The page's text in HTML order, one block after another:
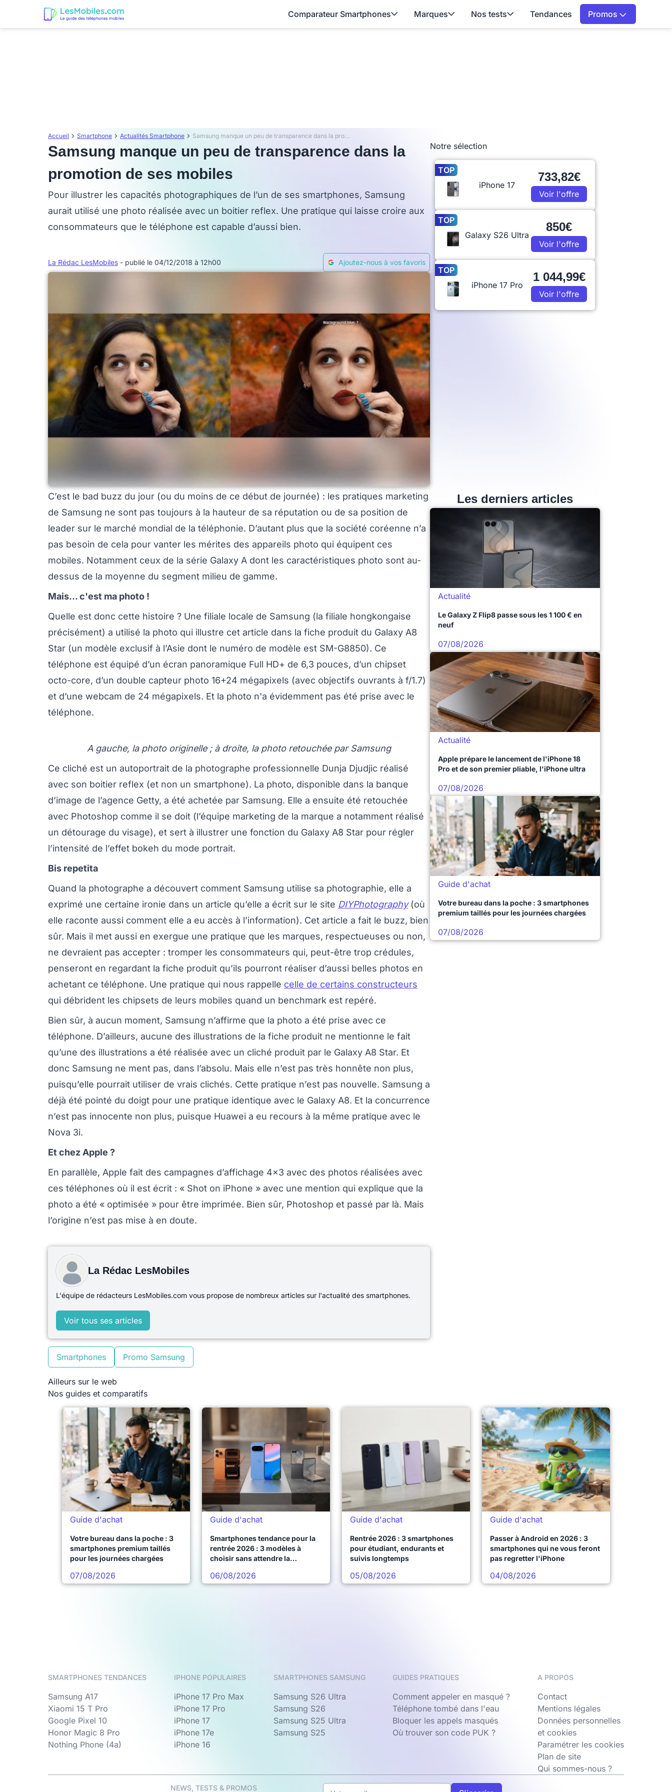
Comparateur Smartphones Marques Nos tests Tendances Promos
Accueil Smartphone Actualités Smartphone Samsung manque un peu de transparence dans la promotion de ses mobiles
Samsung manque un peu de transparence dans la
promotion de ses mobiles
Pour illustrer les capacités photographiques de l’un de ses smartphones, Samsung
aurait utilisé une photo réalisée avec un boitier reflex. Une pratique qui laisse croire aux
consommateurs que le téléphone est capable d’aussi bien.
La Rédac LesMobiles - publié le 04/12/2018 à 12h00 Ajoutez-nous à vos favoris
C’est le bad buzz du jour (ou du moins de ce début de journée) : les pratiques marketing
de Samsung ne sont pas toujours à la hauteur de sa réputation ou de sa position de
leader sur le marché mondial de la téléphonie. D’autant plus que la société coréenne n’a
pas besoin de cela pour vanter les mérites des appareils photo qui équipent ces
mobiles. Notamment ceux de la série Galaxy A dont les caractéristiques photo sont au-
dessus de la moyenne du segment milieu de gamme.
Mais... c'est ma photo !
Quelle est donc cette histoire ? Une filiale locale de Samsung (la filiale hongkongaise
précisément) a utilisé la photo qui illustre cet article dans la fiche produit du Galaxy A8
Star (un modèle exclusif à l’Asie dont le numéro de modèle est SM-G8850). Ce
téléphone est équipé d’un écran panoramique Full HD+ de 6,3 pouces, d’un chipset
octo-core, d’un double capteur photo 16+24 mégapixels (avec objectifs ouvrants à f/1.7)
et d’une webcam de 24 mégapixels. Et la photo n'a évidemment pas été prise avec le
téléphone.
A gauche, la photo originelle ; à droite, la photo retouchée par Samsung
Ce cliché est un autoportrait de la photographe professionnelle Dunja Djudjic réalisé
avec son boitier reflex (et non un smartphone). La photo, disponible dans la banque
d’image de l’agence Getty, a été achetée par Samsung. Elle a ensuite été retouchée
avec Photoshop comme il se doit (l’équipe marketing de la marque a notamment réalisé
un détourage du visage), et sert à illustrer une fonction du Galaxy A8 Star pour régler
l’intensité de l’effet bokeh du mode portrait.
Bis repetita
Quand la photographe a découvert comment Samsung utilise sa photographie, elle a
exprimé une certaine ironie dans un article qu’elle a écrit sur le site DIYPhotography(où
elle raconte aussi comment elle a eu accès à l’information). Cet article a fait le buzz, bien
sûr. Mais il met aussi en exergue une pratique que les marques, respectueuses ou non,
ne devraient pas accepter : tromper les consommateurs qui, peut-être trop crédules,
penseront en regardant la fiche produit qu’ils pourront réaliser d’aussi belles photos en
achetant ce téléphone. Une pratique qui nous rappelle celle de certains constructeurs
qui débrident les chipsets de leurs mobiles quand un benchmark est repéré.
Bien sûr, à aucun moment, Samsung n’affirme que la photo a été prise avec ce
téléphone. D’ailleurs, aucune des illustrations de la fiche produit ne mentionne le fait
qu’une des illustrations a été réalisée avec un cliché produit par le Galaxy A8 Star. Et
donc Samsung ne ment pas, dans l’absolu. Mais elle n’est pas très honnête non plus,
puisqu’elle pourrait utiliser de vrais clichés. Cette pratique n’est pas nouvelle. Samsung a
déjà été pointé du doigt pour une pratique identique avec le Galaxy A8. Et la concurrence
n’est pas innocente non plus, puisque Huawei a eu recours à la même pratique avec le
Nova 3i.
Et chez Apple ?
En parallèle, Apple fait des campagnes d’affichage 4x3 avec des photos réalisées avec
ces téléphones où il est écrit : « Shot on iPhone » avec une mention qui explique que la
photo a été « optimisée » pour être imprimée. Bien sûr, Photoshop et passé par là. Mais
l’origine n’est pas mise à en doute.
La Rédac LesMobiles
L'équipe de rédacteurs LesMobiles.com vous propose de nombreux articles sur l'actualité des smartphones.
Voir tous ses articles
Smartphones Promo Samsung
Ailleurs sur le web
Notre sélection
TOP
iPhone 17
733,82€
Voir l'offre
TOP
Galaxy S26 Ultra
850€
Voir l'offre
TOP
iPhone 17 Pro
1 044,99€
Voir l'offre
Les derniers articles
Actualité
Le Galaxy Z Flip8 passe sous les 1 100 € en
neuf
07/08/2026
Actualité
Apple prépare le lancement de l'iPhone 18
Pro et de son premier pliable, l'iPhone ultra
07/08/2026
Guide d'achat
Votre bureau dans la poche : 3 smartphones
premium taillés pour les journées chargées
07/08/2026
Nos guides et comparatifs
Guide d'achat
Votre bureau dans la poche : 3
smartphones premium taillés
pour les journées chargées
07/08/2026
Guide d'achat
Smartphones tendance pour la
rentrée 2026 : 3 modèles à
choisir sans attendre la
06/08/2026
Guide d'achat
Rentrée 2026 : 3 smartphones
pour étudiant, endurants et
suivis longtemps
05/08/2026
Guide d'achat
Passer à Android en 2026 : 3
smartphones qui ne vous feront
pas regretter l'iPhone
04/08/2026
SMARTPHONES TENDANCES
Samsung A17
Xiaomi 15 T Pro
Google Pixel 10
Honor Magic 8 Pro
Nothing Phone (4a)
IPHONE POPULAIRES
iPhone 17 Pro Max
iPhone 17 Pro
iPhone 17
iPhone 17e
iPhone 16
SMARTPHONES SAMSUNG
Samsung S26 Ultra
Samsung S26
Samsung S25 Ultra
Samsung S25
GUIDES PRATIQUES
Comment appeler en masqué ?
Téléphone tombé dans l'eau
Bloquer les appels masqués
Où trouver son code PUK ?
A PROPOS
Contact
Mentions légales
Données personnelles
et cookies
Paramétrer les cookies
Plan de site
Qui sommes-nous ?
NEWS, TESTS & PROMOS